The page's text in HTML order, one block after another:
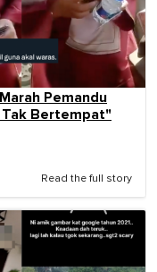
Pemandu
Tak Bertempat"
Read the full story